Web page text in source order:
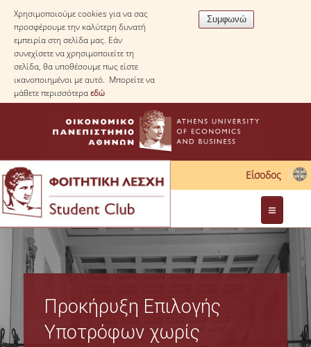
Χρησιμοποιούμε cookies για να σας
προσφέρουμε την καλύτερη δυνατή
εμπειρία στη σελίδα μας. Εάν
συνεχίσετε να χρησιμοποιείτε τη
σελίδα, θα υποθέσουμε πως είστε
ικανοποιημένοι με αυτό. Μπορείτε να
μάθετε περισσότεραεδώ
Είσοδος
Όργανα Διοίκησης
Προκήρυξη Επιλογής
Υποτρόφων χωρίς